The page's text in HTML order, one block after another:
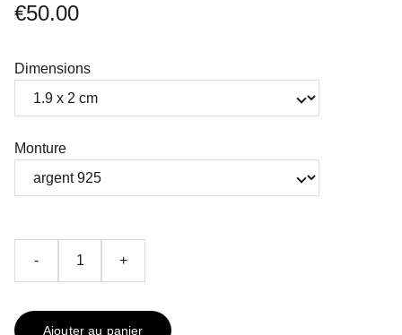
€50.00
Dimensions
Monture
- +
Ajouter au panier